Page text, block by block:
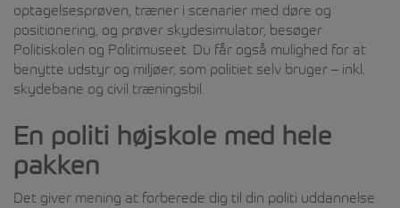
optagelsesprøven, træner i scenarier med døre og
positionering, og prøver skydesimulator, besøger
Politiskolen og Politimuseet. Du får også mulighed for at
benytte udstyr og miljøer, som politiet selv bruger – inkl.
skydebane og civil træningsbil.
En politi højskole med hele
pakken
Det giver mening at forberede dig til din politi uddannelse